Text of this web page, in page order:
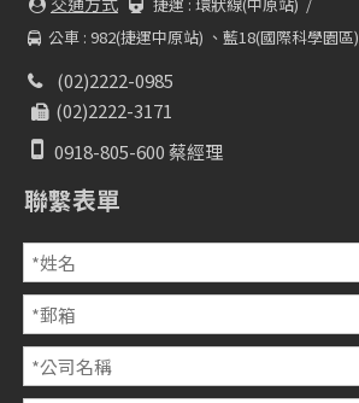
 
 公車 : 982(捷運中原站) 、藍18(國際科學園區)
 (02)2222-0985
(02)2222-3171
 0918-805-600 蔡經理
聯繫表單